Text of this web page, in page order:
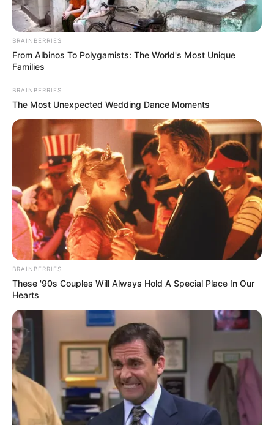
BRAINBERRIES
From Albinos To Polygamists: The World's Most Unique
Families
BRAINBERRIES
The Most Unexpected Wedding Dance Moments
BRAINBERRIES
These '90s Couples Will Always Hold A Special Place In Our
Hearts